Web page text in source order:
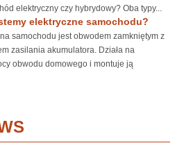
elektryczny czy hybrydowy? Oba typy...
elektryczne samochodu?
samochodu jest obwodem zamkniętym z
zasilania akumulatora. Działa na
obwodu domowego i montuje ją